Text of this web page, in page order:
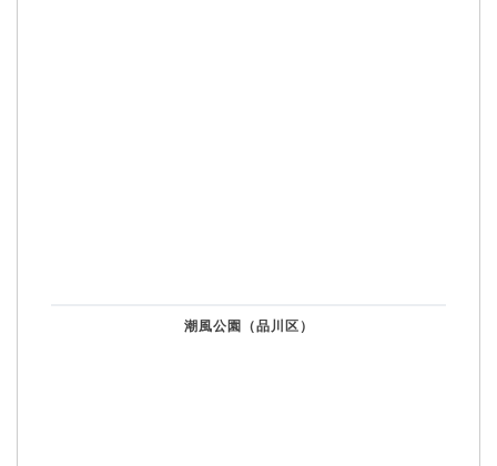
潮風公園（品川区）